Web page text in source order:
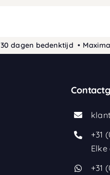
bedenktijd • Maximaal 10
+31
Elke
+31